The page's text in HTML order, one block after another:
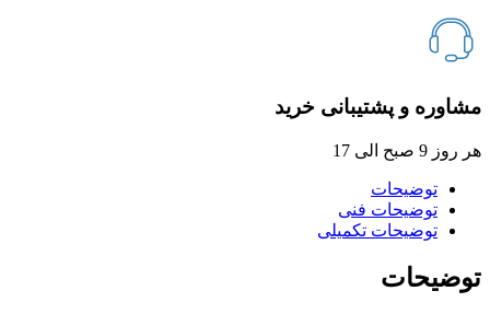
مشاوره و پشتیبانی خرید
هر روز 9 صبح الی 17
توضیحات
توضیحات فنی
توضیحات تکمیلی
توضیحات